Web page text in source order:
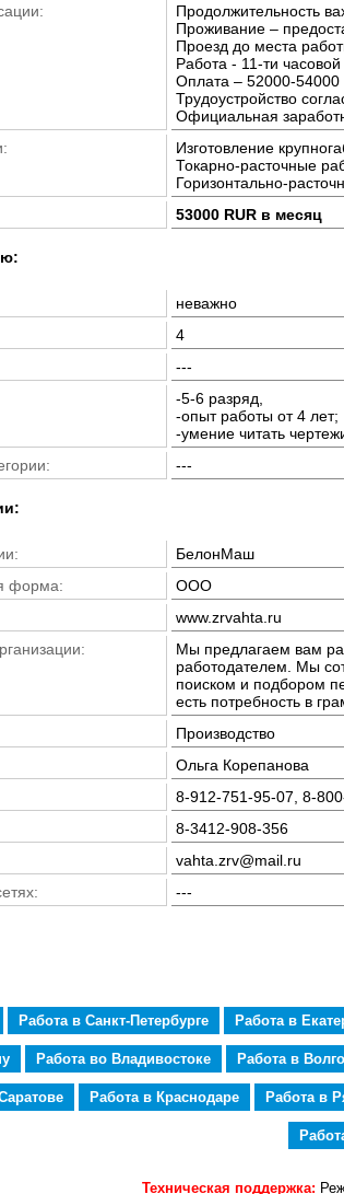
Продолжительность
Проживание –
Проезд до места
Работа - 11-ти
Оплата – 52000-54000
Трудоустройство
Официальная
Изготовление
Токарно-расточные
Горизонтально-
53000 RUR в месяц
неважно
4
---
-5-6 разряд,
-опыт работы от 4 лет;
-умение читать
---
БелонМаш
форма:
ООО
www.zrvahta.ru
Мы предлагаем вам
работодателем. Мы
поиском и подбором
есть потребность в
Производство
Ольга Корепанова
8-912-751-95-07, 8-
8-3412-908-356
vahta.zrv@mail.ru
---
Работа в Санкт-Петербурге Работа в
Работа во Владивостоке Работа в
Работа в Краснодаре Работа в
Техническая поддержка: